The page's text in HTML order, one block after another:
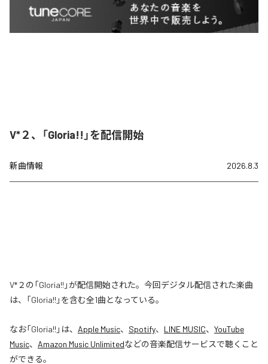
V*２、「Gloria!!」を配信開始
新曲情報 2026.8.3
V*２の「Gloria!!」が配信開始された。今回デジタル配信された楽曲
は、「Gloria!!」を含む全1曲となっている。
なお「Gloria!! 」は、 Apple Music、 Spotify、 LINE MUSIC、 YouTube
Music、 Amazon Music Unlimitedなどの音楽配信サービスで聴くこと
ができる。